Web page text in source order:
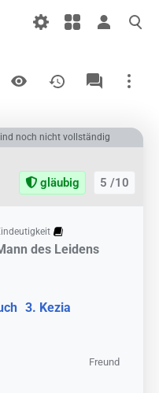
noch nicht vollständig
5 /10
gläubig
des Leidens
Kezia
Freund